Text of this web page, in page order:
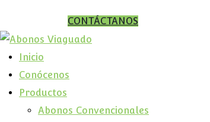
CONTÁCTANOS
Inicio
Conócenos
Productos
Abonos Convencionales